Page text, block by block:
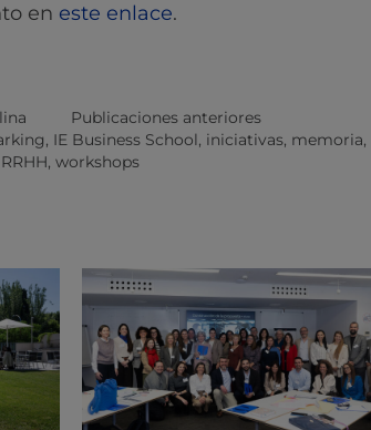
en este enlace.
Publicaciones anteriores
, IE Business School, iniciativas, memoria,
RRHH, workshops